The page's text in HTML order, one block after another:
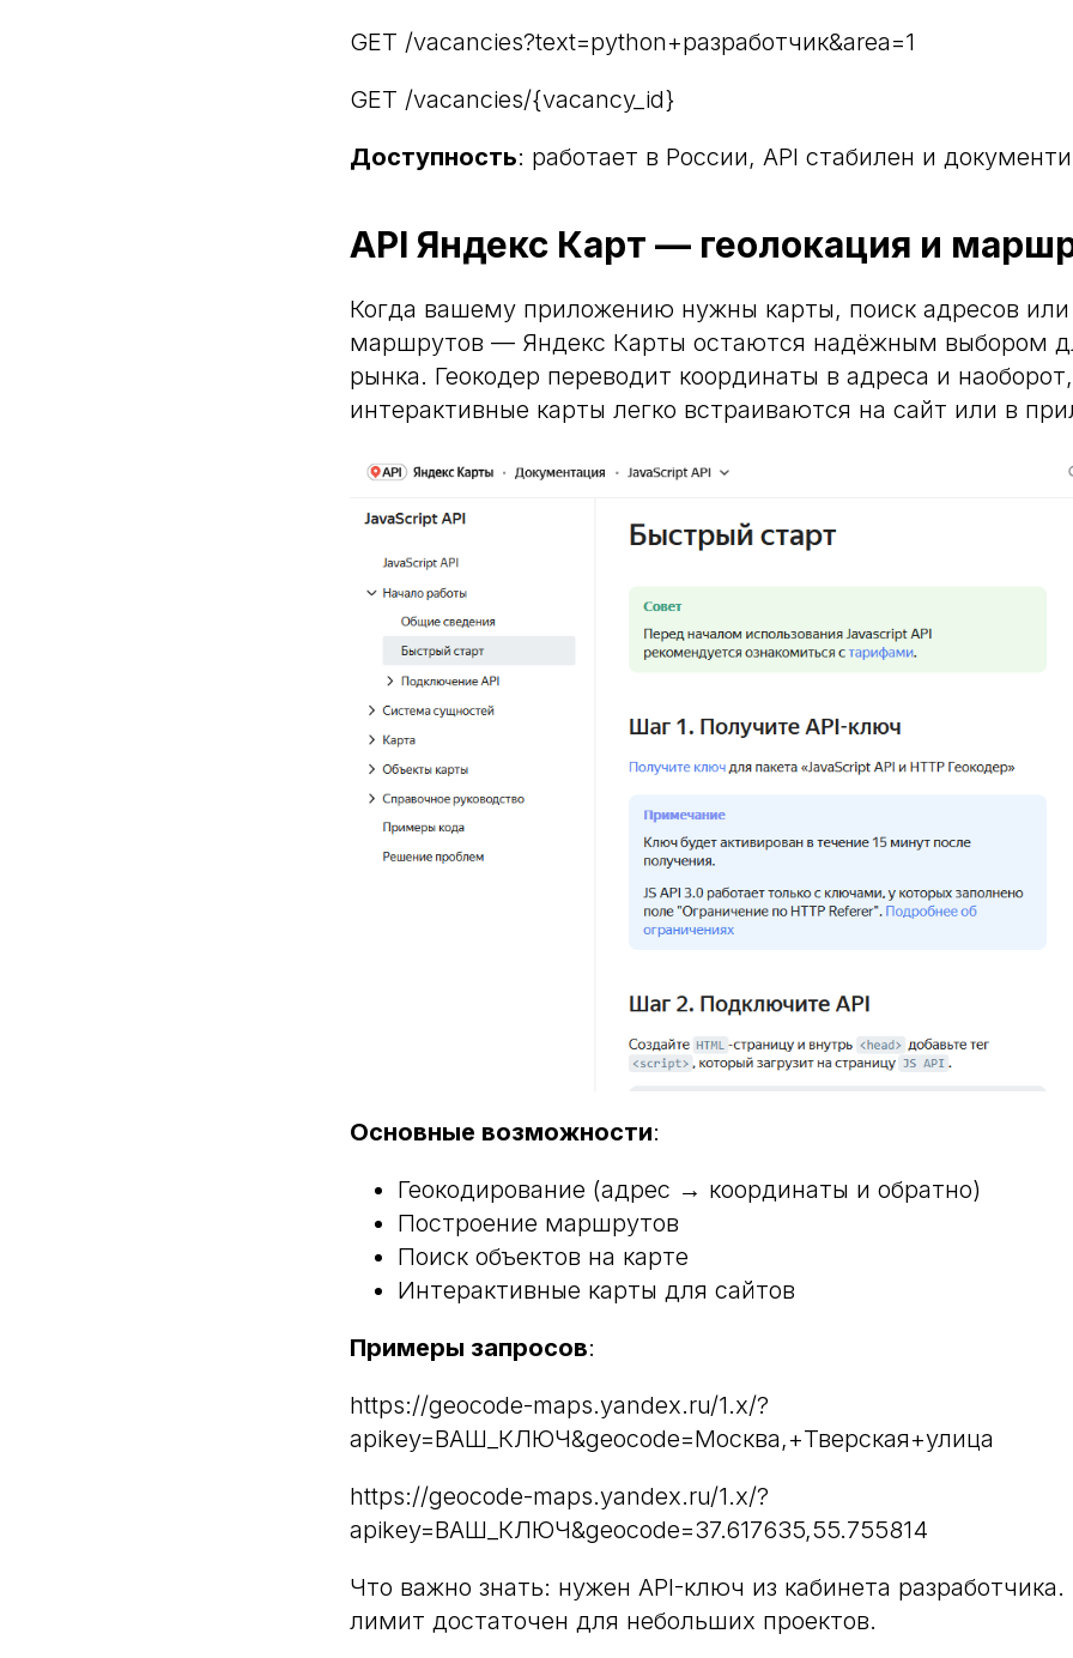
GET /vacancies?text=python+разработчик&area=1
GET /vacancies/{vacancy_id}
Доступность: работает в России, API стабилен и
API Яндекс Карт — геолокация и
Когда вашему приложению нужны карты, поиск адресов или
маршрутов — Яндекс Карты остаются надёжным выбором
рынка. Геокодер переводит координаты в адреса и
интерактивные карты легко встраиваются на сайт или в
Основные возможности:
Геокодирование (адрес → координаты и обратно)
Построение маршрутов
Поиск объектов на карте
Интерактивные карты для сайтов
Примеры запросов:
https://geocode-maps.yandex.ru/1.x/?
apikey=ВАШ_КЛЮЧ&geocode=Москва,+Тверская+улица
https://geocode-maps.yandex.ru/1.x/?
apikey=ВАШ_КЛЮЧ&geocode=37.617635,55.755814
Что важно знать: нужен API-ключ из кабинета
лимит достаточен для небольших проектов.